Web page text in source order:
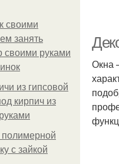
своими
занять
своими руками
из гипсовой
кирпич из
полимерной
с зайкой
Окна